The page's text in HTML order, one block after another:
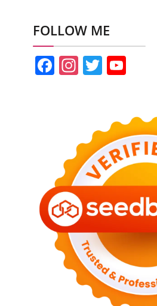
FOLLOW ME
Facebook
Instagram
Twitter